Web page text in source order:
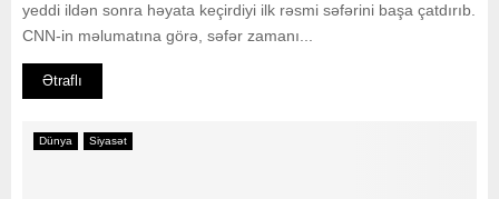
yeddi ildən sonra həyata keçirdiyi ilk rəsmi səfərini başa çatdırıb.
CNN-in məlumatına görə, səfər zamanı...
Ətraflı
Dünya Siyasət